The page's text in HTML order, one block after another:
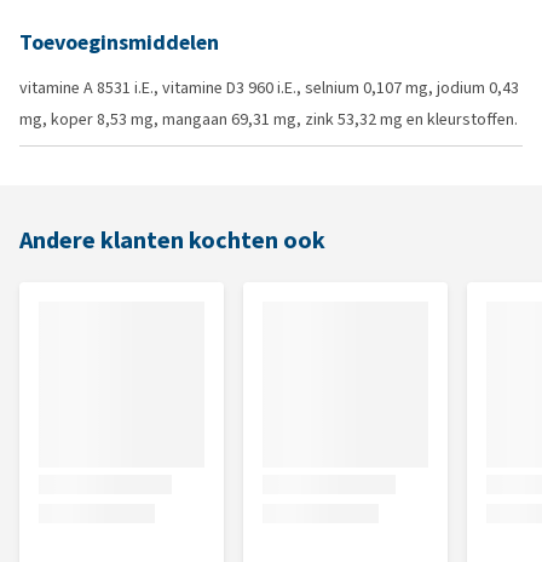
Toevoeginsmiddelen
vitamine A 8531 i.E., vitamine D3 960 i.E., selnium 0,107 mg, jodium 0,43
mg, koper 8,53 mg, mangaan 69,31 mg, zink 53,32 mg en kleurstoffen.
Andere klanten kochten ook